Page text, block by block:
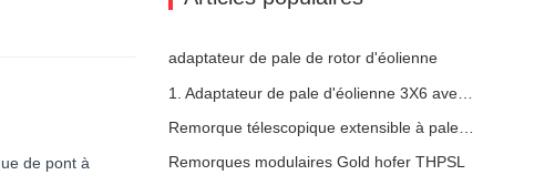
de pont à
adaptateur de pale de rotor d'éolienne
1. Adaptateur de pale d'éolienne 3X6 avec remorque modulaire
Remorque télescopique extensible à pales de turbine à vent
Remorques modulaires Gold hofer THPSL